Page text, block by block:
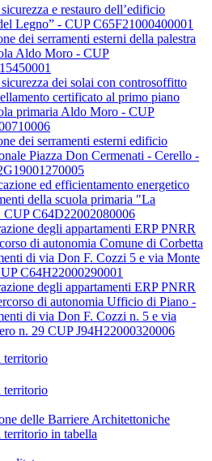
e restauro dell’edificio
Legno” - CUP C65F21000400001
dei serramenti esterni della palestra
Aldo Moro - CUP
dei solai con controsoffitto
certificato al primo piano
primaria Aldo Moro - CUP
dei serramenti esterni edificio
Piazza Don Cermenati - Cerello -
ed efficientamento energetico
della scuola primaria "La
CUP C64D22002080006
degli appartamenti ERP PNRR
di autonomia Comune di Corbetta
di via Don F. Cozzi 5 e via Monte
C64H22000290001
degli appartamenti ERP PNRR
di autonomia Ufficio di Piano -
di via Don F. Cozzi n. 5 e via
n. 29 CUP J94H22000320006
territorio
territorio
delle Barriere Architettoniche
in tabella